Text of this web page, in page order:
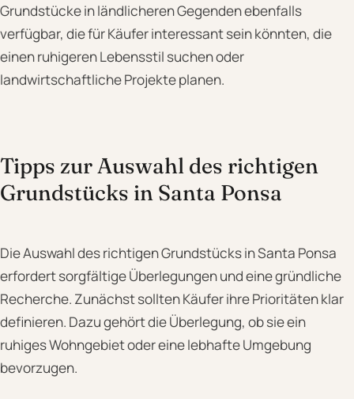
Grundstücke in ländlicheren Gegenden ebenfalls
verfügbar, die für Käufer interessant sein könnten, die
einen ruhigeren Lebensstil suchen oder
landwirtschaftliche Projekte planen.
Tipps zur Auswahl des richtigen
Grundstücks in Santa Ponsa
Die Auswahl des richtigen Grundstücks in Santa Ponsa
erfordert sorgfältige Überlegungen und eine gründliche
Recherche. Zunächst sollten Käufer ihre Prioritäten klar
definieren. Dazu gehört die Überlegung, ob sie ein
ruhiges Wohngebiet oder eine lebhafte Umgebung
bevorzugen.